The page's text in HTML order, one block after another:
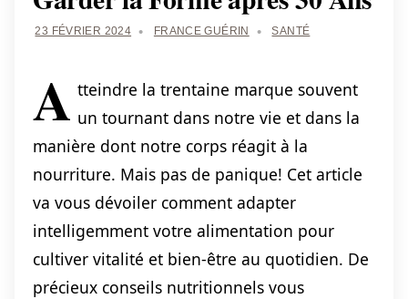
23 FÉVRIER 2024 FRANCE GUÉRIN SANTÉ
A tteindre la trentaine marque souvent
un tournant dans notre vie et dans la
manière dont notre corps réagit à la
nourriture. Mais pas de panique! Cet article
va vous dévoiler comment adapter
intelligemment votre alimentation pour
cultiver vitalité et bien-être au quotidien. De
précieux conseils nutritionnels vous